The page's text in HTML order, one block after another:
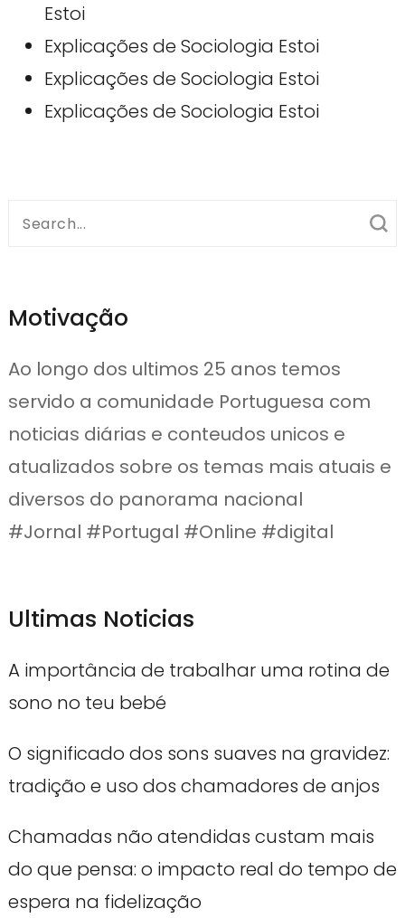
Estoi
Explicações de Sociologia Estoi
Explicações de Sociologia Estoi
Explicações de Sociologia Estoi
Search
Motivação
Ao longo dos ultimos 25 anos temos
servido a comunidade Portuguesa com
noticias diárias e conteudos unicos e
atualizados sobre os temas mais atuais e
diversos do panorama nacional
#Jornal #Portugal #Online #digital
Ultimas Noticias
A importância de trabalhar uma rotina de
sono no teu bebé
O significado dos sons suaves na gravidez:
tradição e uso dos chamadores de anjos
Chamadas não atendidas custam mais
do que pensa: o impacto real do tempo de
espera na fidelização